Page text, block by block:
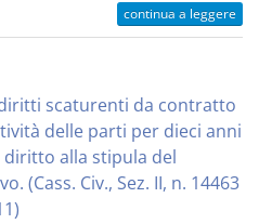
continua a leggere
scaturenti da contratto
delle parti per dieci anni
alla stipula del
(Cass. Civ., Sez. II, n. 14463